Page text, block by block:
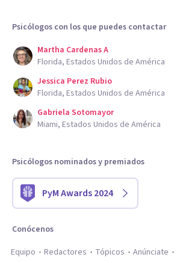
Psicólogos con los que puedes contactar
Martha Cardenas A
Florida, Estados Unidos de América
Jessica Perez Rubio
Florida, Estados Unidos de América
Gabriela Sotomayor
Miami, Estados Unidos de América
Psicólogos nominados y premiados
PyM Awards 2024
Conócenos
Equipo
Redactores Tópicos Anúnciate